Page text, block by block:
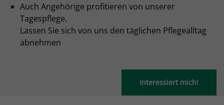
Auch Angehörige profitieren von unserer
Tagespflege.
Lassen Sie sich von uns den täglichen Pflegealltag
abnehmen
Interessiert mich!